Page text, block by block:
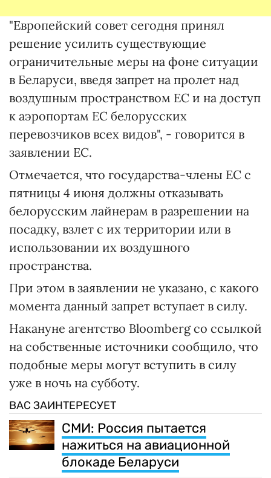
"Европейский совет сегодня принял
решение усилить существующие
ограничительные меры на фоне ситуации
в Беларуси, введя запрет на пролет над
воздушным пространством ЕС и на доступ
к аэропортам ЕС белорусских
перевозчиков всех видов", - говорится в
заявлении ЕС.
Отмечается, что государства-члены ЕС с
пятницы 4 июня должны отказывать
белорусским лайнерам в разрешении на
посадку, взлет с их территории или в
использовании их воздушного
пространства.
При этом в заявлении не указано, с какого
момента данный запрет вступает в силу.
Накануне агентство Bloomberg со ссылкой
на собственные источники сообщило, что
подобные меры могут вступить в силу
уже в ночь на субботу.
ВАС ЗАИНТЕРЕСУЕТ
СМИ: Россия пытается
нажиться на авиационной
блокаде Беларуси